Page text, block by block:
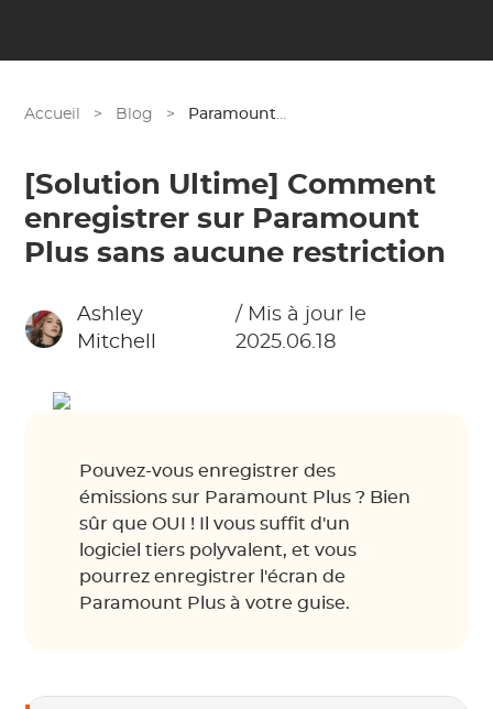
Accueil > Blog > Paramount Plus
[Solution Ultime] Comment
enregistrer sur Paramount
Plus sans aucune restriction
Ashley
Mitchell
/ Mis à jour le
2025.06.18
Pouvez-vous enregistrer des
émissions sur Paramount Plus ? Bien
sûr que OUI ! Il vous suffit d'un
logiciel tiers polyvalent, et vous
pourrez enregistrer l'écran de
Paramount Plus à votre guise.